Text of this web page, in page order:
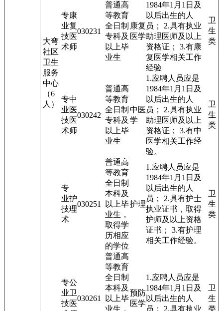
大弯
社区
卫生
服务
中心
（6
人）
专
业
技
术
康
复
医
师
030231
普通高
等教育
全日制
专科及
以上毕
业生
康复
医学
1984年1月1日及
以后出生的人
员； 2.具有执业
助理医师及以上
资格证； 3.有康
复医学相关工作
经验
卫
生
类
专
业
技
术
中
医
医
师
030242
普通高
等教育
全日制
专科及
以上毕
业生
中医
学
1.应聘人员应是
1984年1月1日及
以后出生的人
员； 2.具有执业
助理医师及以上
资格证； 3.有中
医学相关工作经
验。
卫
生
类
专
业
技
术
护
理
030251
普通高
等教育
全日制
本科及
以上毕
业生，
取得学
历相应
的学位
护理
1.应聘人员应是
1984年1月1日及
以后出生的人
员； 2.具有护士
执业证书，取得
护师及以上资格
证书； 3.有护理
相关工作经验。
卫
生
类
专
业
技
公
卫
医
030261
普通高
等教育
全日制
本科及
以上毕
业生，
预防
医学
1.应聘人员应是
1984年1月1日及
以后出生的人
员； 2.具有执业
卫
生
类